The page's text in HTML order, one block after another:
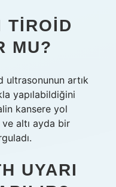
TIROID
MU?
ultrasonunun artık
yapılabildiğini
kansere yol
altı ayda bir
UYARI